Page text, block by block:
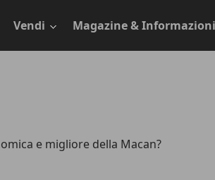
Vendi Magazine & Informazioni
e migliore della Macan?